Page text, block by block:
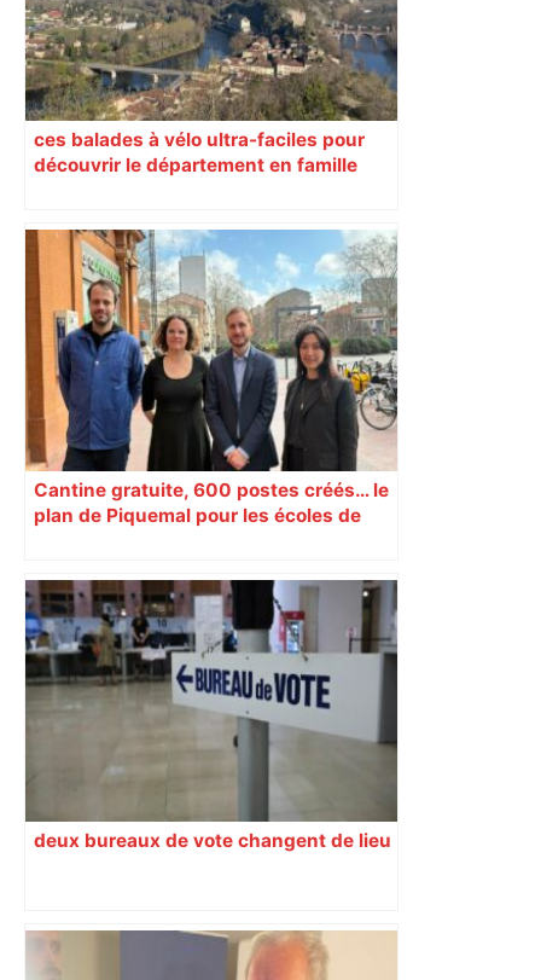
ces balades à vélo ultra-faciles pour
découvrir le département en famille
Cantine gratuite, 600 postes créés… le
plan de Piquemal pour les écoles de
deux bureaux de vote changent de lieu